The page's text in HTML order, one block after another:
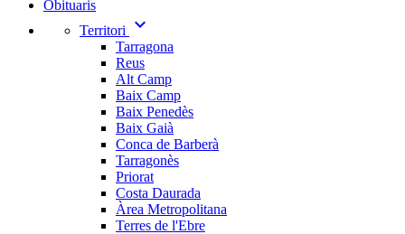
Obituaris
Territori
expand_more
Tarragona
Reus
Alt Camp
Baix Camp
Baix Penedès
Baix Gaià
Conca de Barberà
Tarragonès
Priorat
Costa Daurada
Àrea Metropolitana
Terres de l'Ebre